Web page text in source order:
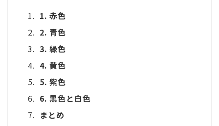
1. 赤色
2. 青色
3. 緑色
4. 黄色
5. 紫色
6. 黒色と白色
まとめ